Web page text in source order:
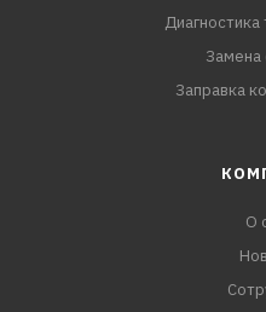
Замена
Заправка
О